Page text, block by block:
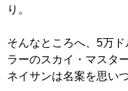
り。
そんなところへ、5万
ラーのスカイ・マスタ
ネイサンは名案を思いつ